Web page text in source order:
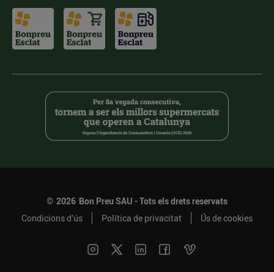
© 2026 Bon Preu SAU - Tots els drets reservats
Condicions d’ús
Política de privacitat Ús de cookies